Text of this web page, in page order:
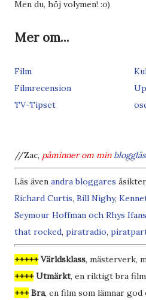
Men du, höj volymen! :o)
Mer om...
Film
Filmrecension
TV-Tipset
//Zac, påminner om min
Läs även andra bloggares
Richard Curtis, Bill Nighy,
Seymour Hoffman och Rhys Ifans
that rocked, piratradio,
+++++Världsklass, mästerverk,
++++Utmärkt, en riktigt bra
+++Bra, en film som lämnar